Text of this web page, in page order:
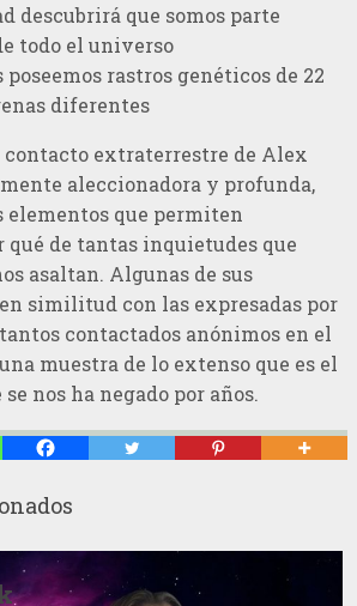
descubrirá que somos parte
todo el universo
poseemos rastros genéticos de 22
diferentes
contacto extraterrestre de Alex
aleccionadora y profunda,
elementos que permiten
qué de tantas inquietudes que
asaltan. Algunas de sus
similitud con las expresadas por
contactados anónimos en el
muestra de lo extenso que es el
nos ha negado por años.